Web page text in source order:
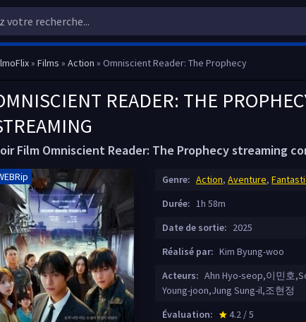
» Films » Action » Omniscient Reader: The Prophecy
READER: THE
Film Omniscient Reader: The Prophecy streaming
Genre: Action, Aventure,
Durée: 1h 58m
Date de sortie: 2025
Réalisé par: Kim Byung-woo
Acteurs: Ahn Hyo-seop,이민호
Young-joon,Jung Sung-il,조현정
Évaluation:
star_rate
4.2 / 5